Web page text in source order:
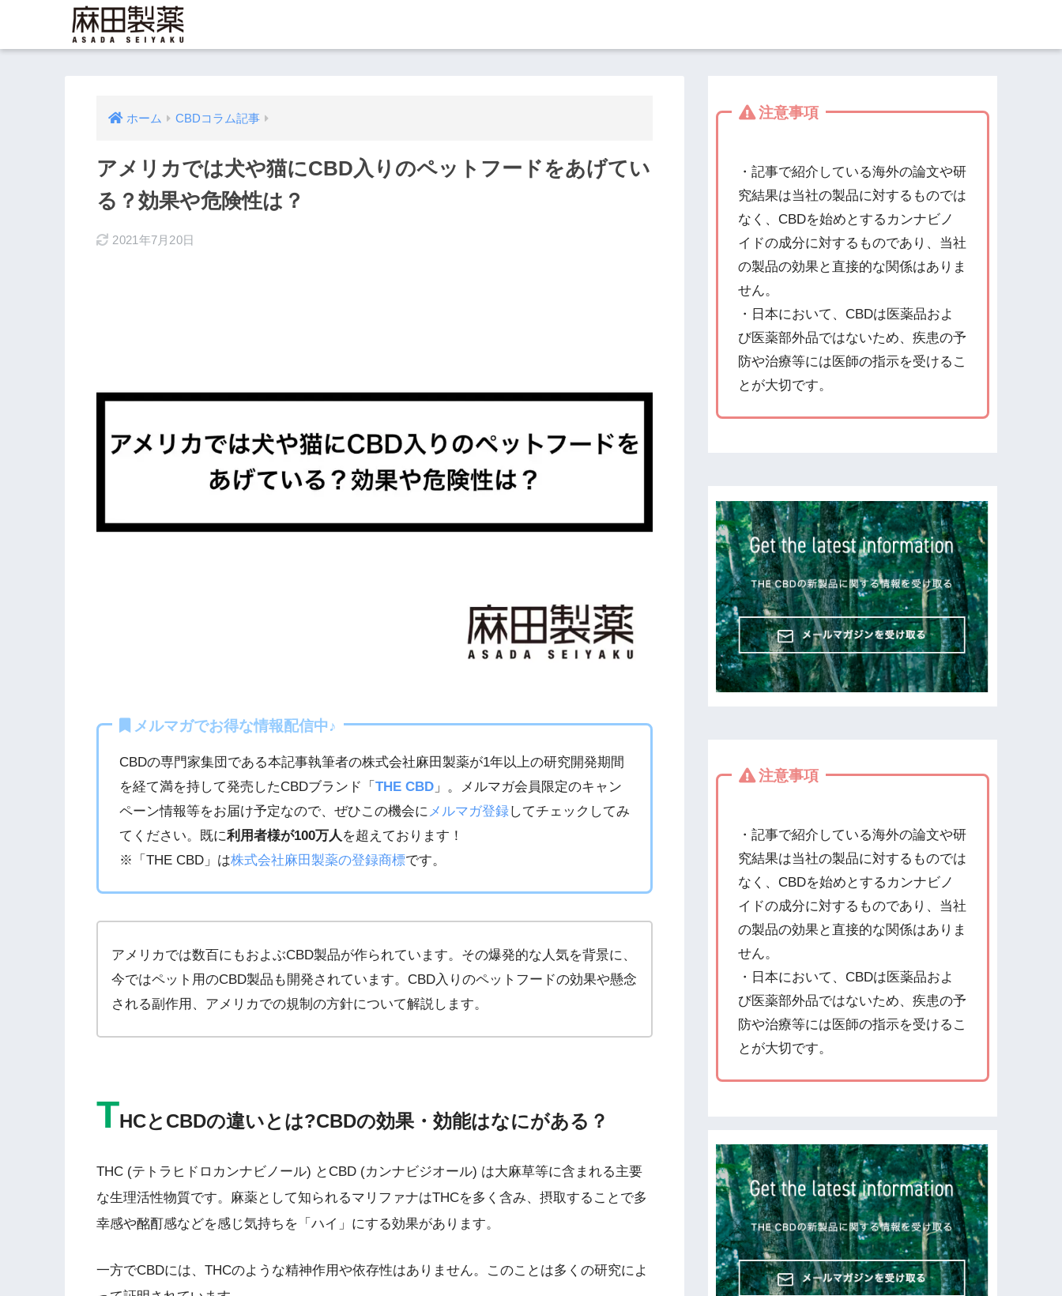
ホーム CBDコラム記事
アメリカでは犬や猫にCBD入りのペットフードをあげてい
る？効果や危険性は？
2021年7月20日
メルマガでお得な情報配信中♪
CBDの専門家集団である本記事執筆者の株式会社麻田製薬が1年以上の研究開発期間
を経て満を持して発売したCBDブランド「 THE CBD」。メルマガ会員限定のキャン
ペーン情報等をお届け予定なので、ぜひこの機会に メルマガ登録してチェックしてみ
てください。既に利用者様が100万人 を超えております！
※「THE CBD」は株式会社麻田製薬の登録商標です。
アメリカでは数百にもおよぶCBD製品が作られています。その爆発的な人気を背景に、
今ではペット用のCBD製品も開発されています。CBD入りのペットフードの効果や懸念
される副作用、アメリカでの規制の方針について解説します。
THCとCBDの違いとは?CBDの効果・効能はなにがある？
THC (テトラヒドロカンナビノール) とCBD (カンナビジオール) は大麻草等に含まれる主要
な生理活性物質です。麻薬として知られるマリファナはTHCを多く含み、摂取することで多
幸感や酩酊感などを感じ気持ちを「ハイ」にする効果があります。
一方でCBDには、THCのような精神作用や依存性はありません。このことは多くの研究によ
注意事項
・記事で紹介している海外の論文や研
究結果は当社の製品に対するものでは
なく、CBDを始めとするカンナビノ
イドの成分に対するものであり、当社
の製品の効果と直接的な関係はありま
せん。
・日本において、CBDは医薬品およ
び医薬部外品ではないため、疾患の予
防や治療等には医師の指示を受けるこ
とが大切です。
注意事項
・記事で紹介している海外の論文や研
究結果は当社の製品に対するものでは
なく、CBDを始めとするカンナビノ
イドの成分に対するものであり、当社
の製品の効果と直接的な関係はありま
せん。
・日本において、CBDは医薬品およ
び医薬部外品ではないため、疾患の予
防や治療等には医師の指示を受けるこ
とが大切です。